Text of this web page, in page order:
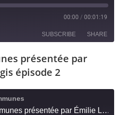
00:00 / 00:01:19
SUBSCRIBE SHARE
présentée par
épisode 2
Histoire des communes présentée par Émilie Leroy: Auffargis épisode 2